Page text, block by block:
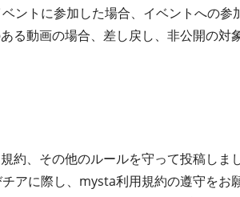
ントに参加した場合、イベントへの参
る動画の場合、差し戻し、非公開の対
約、その他のルールを守って投稿しまし
アに際し、mysta利用規約の遵守をお